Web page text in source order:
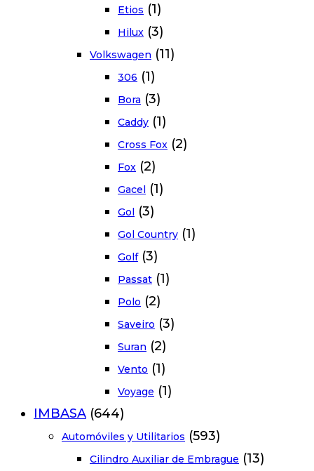
Etios (1)
Hilux (3)
Volkswagen (11)
306 (1)
Bora (3)
Caddy (1)
Cross Fox (2)
Fox (2)
Gacel (1)
Gol (3)
Gol Country (1)
Golf (3)
Passat (1)
Polo (2)
Saveiro (3)
Suran (2)
Vento (1)
Voyage (1)
IMBASA (644)
Automóviles y Utilitarios (593)
Cilindro Auxiliar de Embrague (13)